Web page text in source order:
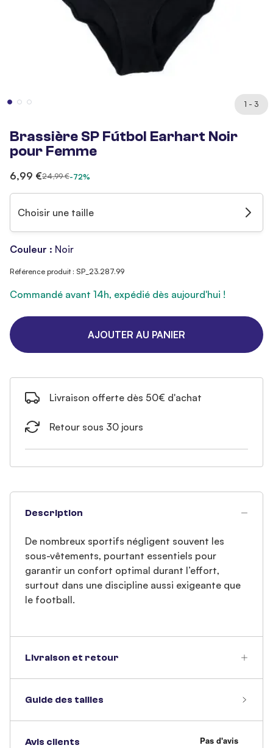
1 - 3
Brassière SP Fútbol Earhart Noir
pour Femme
6,99 €24,99 €-72%
Choisir une taille
Couleur : Noir
Référence produit : SP_23.287.99
Commandé avant 14h, expédié dès aujourd'hui !
AJOUTER AU PANIER
Livraison offerte dès 50€ d'achat
Retour sous 30 jours
Description
De nombreux sportifs négligent souvent les
sous-vêtements, pourtant essentiels pour
garantir un confort optimal durant l’effort,
surtout dans une discipline aussi exigeante que
le football.
Livraison et retour
Guide des tailles
Avis clients